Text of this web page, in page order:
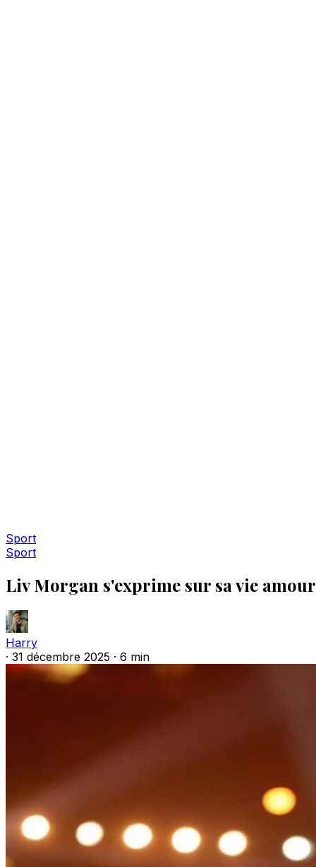
Sport
Sport
Liv Morgan s'exprime sur sa vie
Harry
· 31 décembre 2025 · 6 min